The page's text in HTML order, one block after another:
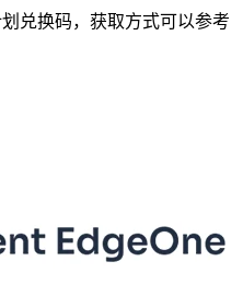
兑换码，获取方式可以参考